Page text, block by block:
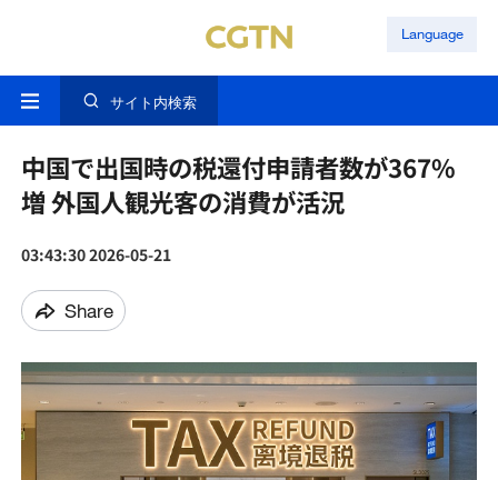
Language
サイト内検索
中国で出国時の税還付申請者数が367%
増 外国人観光客の消費が活況
03:43:30 2026-05-21
Share